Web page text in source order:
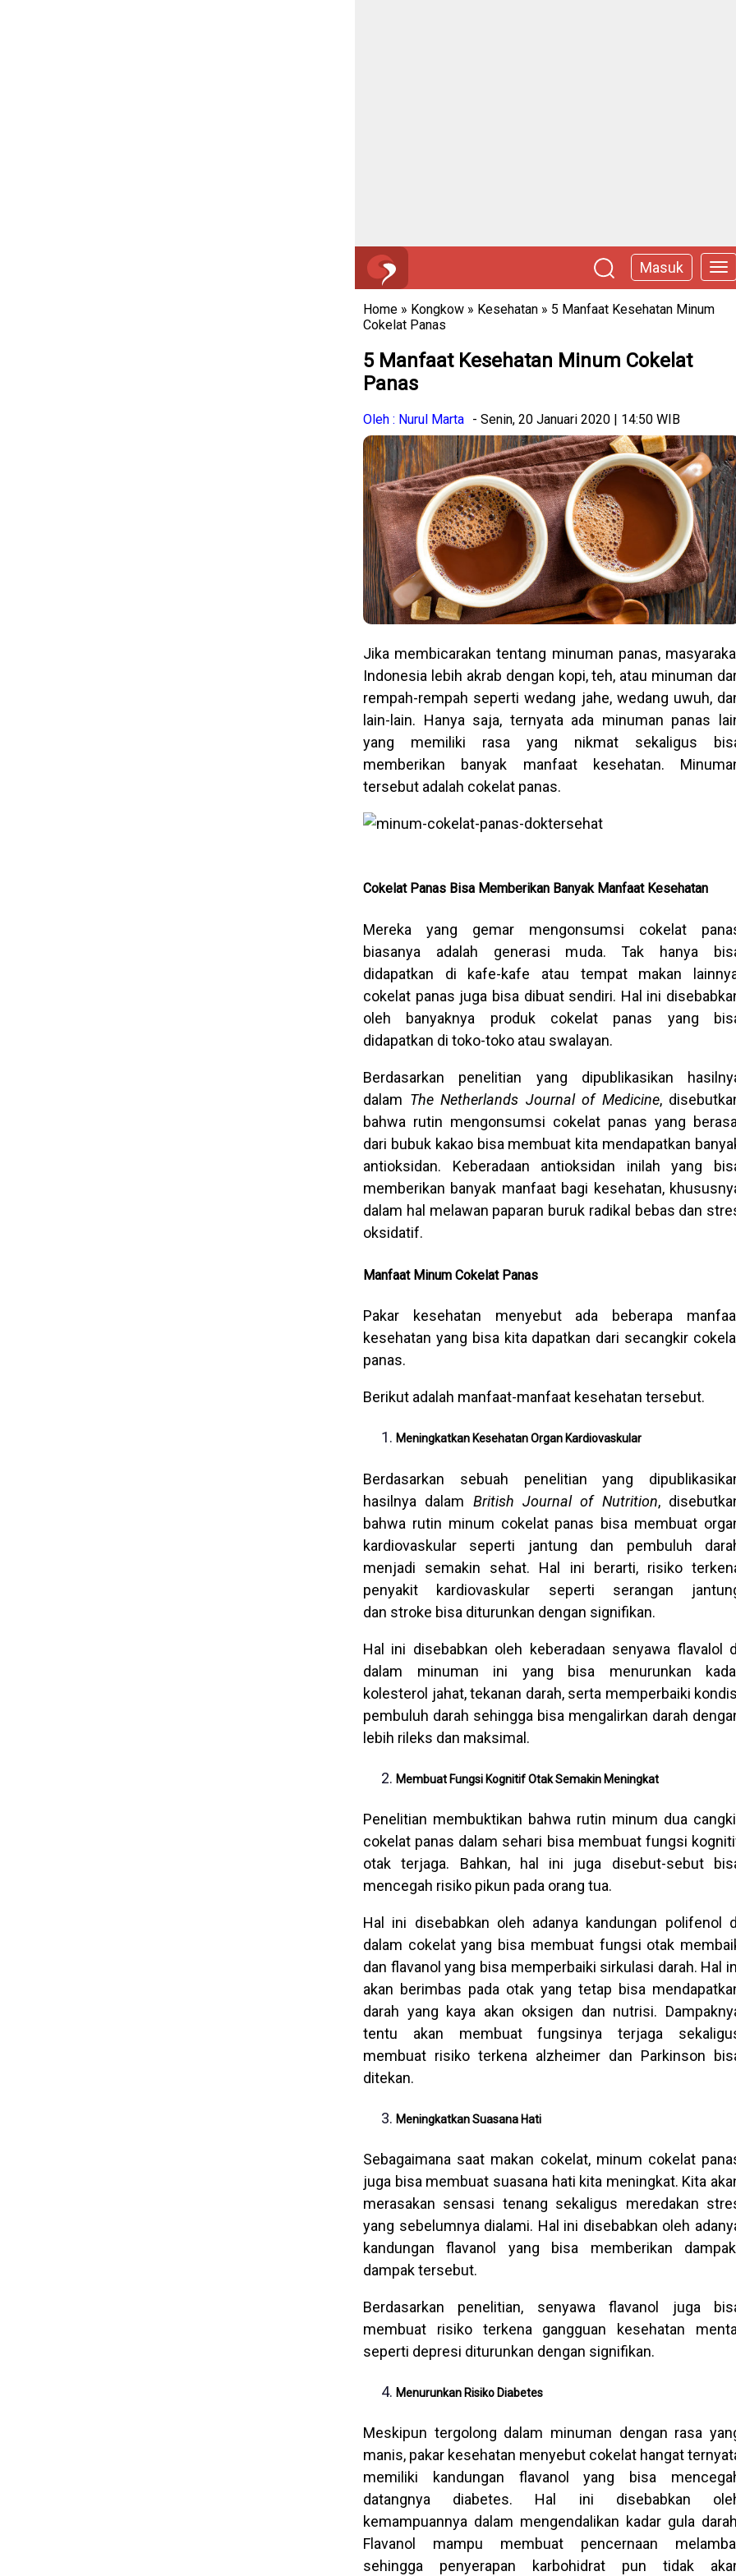
Masuk
Home » Kongkow » Kesehatan » 5 Manfaat Kesehatan Minum
Cokelat Panas
5 Manfaat Kesehatan Minum Cokelat
Panas
Oleh : Nurul Marta - Senin, 20 Januari 2020 | 14:50 WIB
Jika membicarakan tentang minuman panas,
Indonesia lebih akrab dengan kopi, teh, atau minuman
rempah-rempah seperti wedang jahe, wedang uwuh,
lain-lain. Hanya saja, ternyata ada minuman panas
yang memiliki rasa yang nikmat sekaligus
memberikan banyak manfaat kesehatan.
tersebut adalah cokelat panas.
Cokelat Panas Bisa Memberikan Banyak Manfaat Kesehatan
Mereka yang gemar mengonsumsi cokelat
biasanya adalah generasi muda. Tak hanya
didapatkan di kafe-kafe atau tempat makan
cokelat panas juga bisa dibuat sendiri. Hal ini
oleh banyaknya produk cokelat panas yang
didapatkan di toko-toko atau swalayan.
Berdasarkan penelitian yang dipublikasikan
dalam The Netherlands Journal of Medicine,
bahwa rutin mengonsumsi cokelat panas yang
dari bubuk kakao bisa membuat kita mendapatkan
antioksidan. Keberadaan antioksidan inilah yang
memberikan banyak manfaat bagi kesehatan,
dalam hal melawan paparan buruk radikal bebas dan
oksidatif.
Manfaat Minum Cokelat Panas
Pakar kesehatan menyebut ada beberapa
kesehatan yang bisa kita dapatkan dari secangkir
panas.
Berikut adalah manfaat-manfaat kesehatan tersebut.
Meningkatkan Kesehatan Organ Kardiovaskular
Berdasarkan sebuah penelitian yang
hasilnya dalam British Journal of Nutrition,
bahwa rutin minum cokelat panas bisa membuat
kardiovaskular seperti jantung dan pembuluh
menjadi semakin sehat. Hal ini berarti, risiko
penyakit kardiovaskular seperti serangan
dan stroke bisa diturunkan dengan signifikan.
Hal ini disebabkan oleh keberadaan senyawa flavalol
dalam minuman ini yang bisa menurunkan
kolesterol jahat, tekanan darah, serta memperbaiki
pembuluh darah sehingga bisa mengalirkan darah
lebih rileks dan maksimal.
Membuat Fungsi Kognitif Otak Semakin Meningkat
Penelitian membuktikan bahwa rutin minum dua
cokelat panas dalam sehari bisa membuat fungsi
otak terjaga. Bahkan, hal ini juga disebut-sebut
mencegah risiko pikun pada orang tua.
Hal ini disebabkan oleh adanya kandungan polifenol
dalam cokelat yang bisa membuat fungsi otak
dan flavanol yang bisa memperbaiki sirkulasi darah. Hal
akan berimbas pada otak yang tetap bisa
darah yang kaya akan oksigen dan nutrisi.
tentu akan membuat fungsinya terjaga
membuat risiko terkena alzheimer dan Parkinson
ditekan.
Meningkatkan Suasana Hati
Sebagaimana saat makan cokelat, minum cokelat
juga bisa membuat suasana hati kita meningkat. Kita
merasakan sensasi tenang sekaligus meredakan
yang sebelumnya dialami. Hal ini disebabkan oleh
kandungan flavanol yang bisa memberikan
dampak tersebut.
Berdasarkan penelitian, senyawa flavanol juga
membuat risiko terkena gangguan kesehatan
seperti depresi diturunkan dengan signifikan.
Menurunkan Risiko Diabetes
Meskipun tergolong dalam minuman dengan rasa
manis, pakar kesehatan menyebut cokelat hangat
memiliki kandungan flavanol yang bisa
datangnya diabetes. Hal ini disebabkan
kemampuannya dalam mengendalikan kadar gula
Flavanol mampu membuat pencernaan
sehingga penyerapan karbohidrat pun tidak